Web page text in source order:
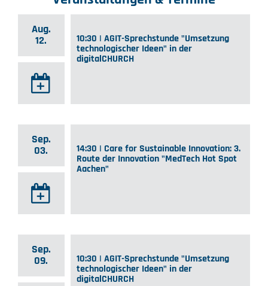
Aug.
12.
10:30 | AGIT-Sprechstunde "Umsetzung
technologischer Ideen" in der
digitalCHURCH
Sep.
03.
14:30 | Care for Sustainable Innovation: 3.
Route der Innovation "MedTech Hot Spot
Aachen"
Sep.
09.
10:30 | AGIT-Sprechstunde "Umsetzung
technologischer Ideen" in der
digitalCHURCH